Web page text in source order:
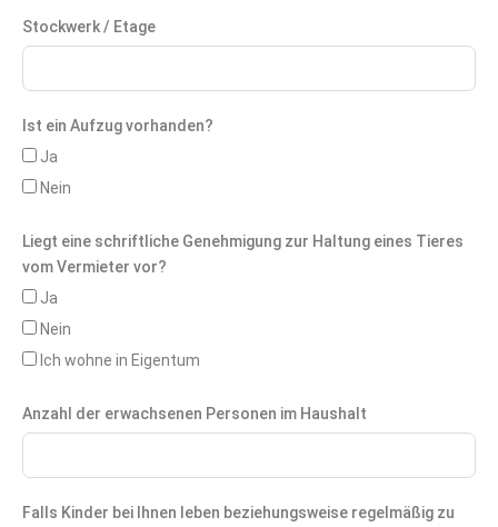
Stockwerk / Etage
Ist ein Aufzug vorhanden?
Ja
Nein
Liegt eine schriftliche Genehmigung zur Haltung eines Tieres
vom Vermieter vor?
Ja
Nein
Ich wohne in Eigentum
Anzahl der erwachsenen Personen im Haushalt
Falls Kinder bei Ihnen leben beziehungsweise regelmäßig zu